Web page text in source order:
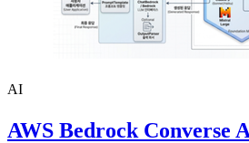
AI
AWS Bedrock Converse